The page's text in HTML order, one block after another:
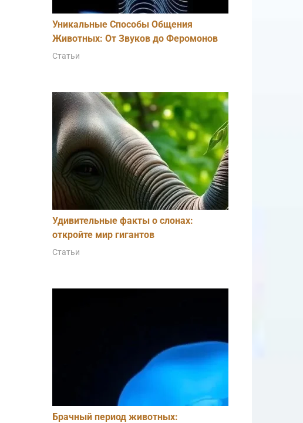
Уникальные Способы Общения
Животных: От Звуков до Феромонов
Статьи
Удивительные факты о слонах:
откройте мир гигантов
Статьи
Брачный период животных: